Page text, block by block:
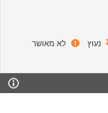
נעוץ
לא מאושר